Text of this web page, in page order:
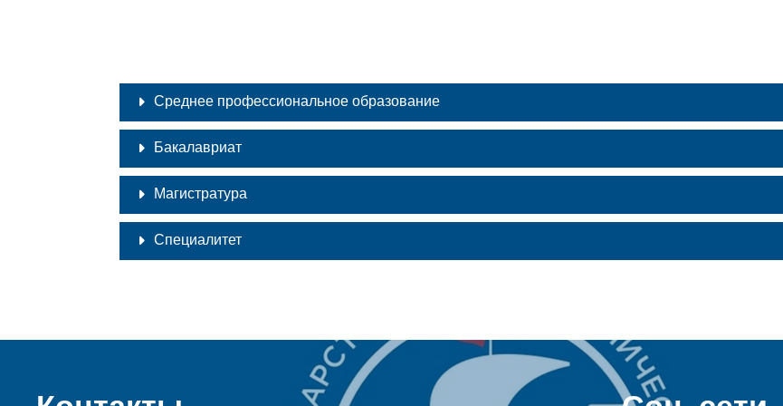
Среднее профессиональное образование
Бакалавриат
Магистратура
Специалитет